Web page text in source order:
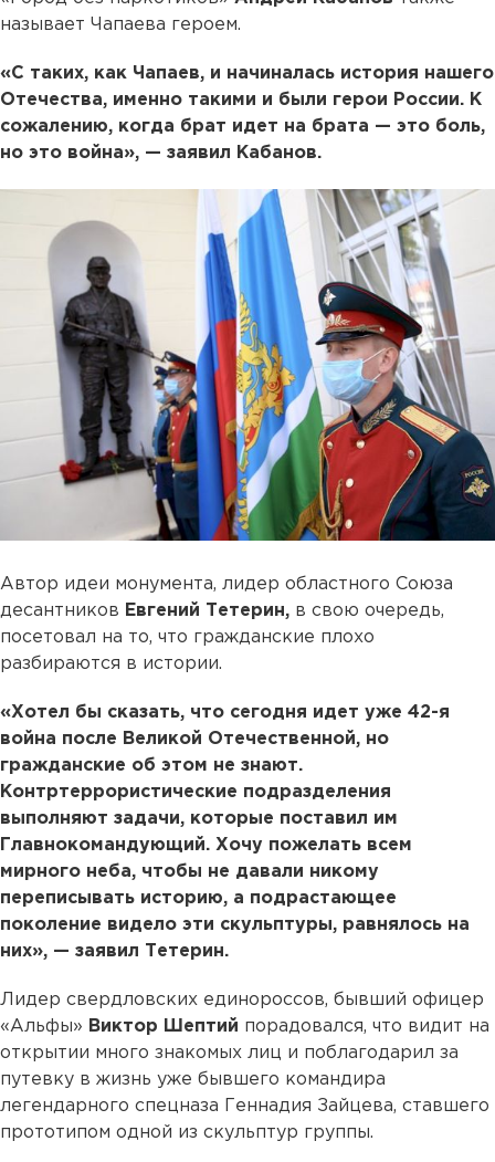
называет Чапаева героем.
«С таких, как Чапаев, и начиналась история нашего
Отечества, именно такими и были герои России. К
сожалению, когда брат идет на брата — это боль,
но это война», — заявил Кабанов.
Автор идеи монумента, лидер областного Союза
десантников Евгений Тетерин, в свою очередь,
посетовал на то, что гражданские плохо
разбираются в истории.
«Хотел бы сказать, что сегодня идет уже 42-я
война после Великой Отечественной, но
гражданские об этом не знают.
Контртеррористические подразделения
выполняют задачи, которые поставил им
Главнокомандующий. Хочу пожелать всем
мирного неба, чтобы не давали никому
переписывать историю, а подрастающее
поколение видело эти скульптуры, равнялось на
них», — заявил Тетерин.
Лидер свердловских единороссов, бывший офицер
«Альфы» Виктор Шептий порадовался, что видит на
открытии много знакомых лиц и поблагодарил за
путевку в жизнь уже бывшего командира
легендарного спецназа Геннадия Зайцева, ставшего
прототипом одной из скульптур группы.